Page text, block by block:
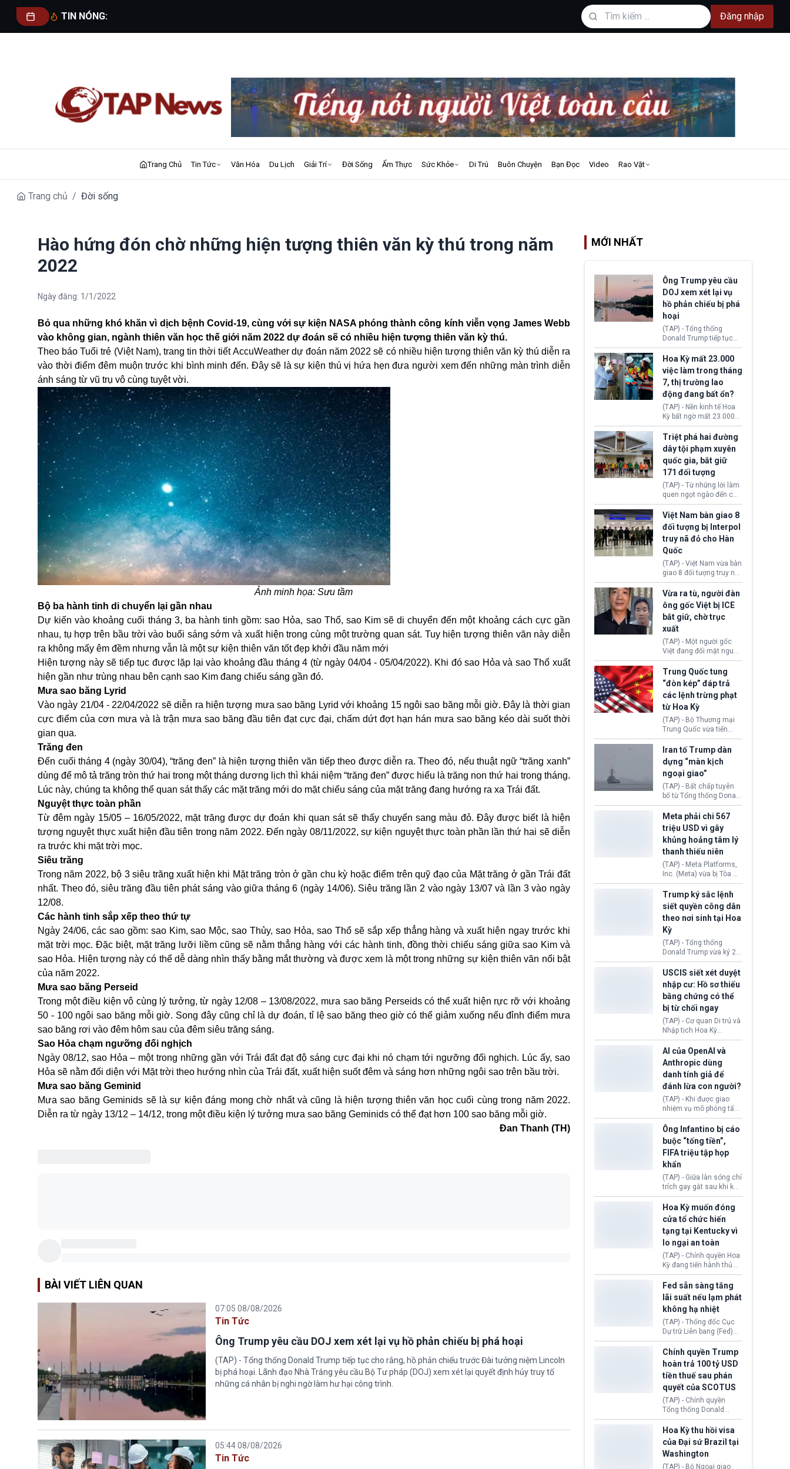
TIN NÓNG: Đăng nhập
Trang Chủ Tin Tức Văn Hóa Du Lịch Giải Trí Đời Sống Ẩm Thực Sức Khỏe Di Trú Buôn Chuyện Bạn Đọc Video Rao Vặt
Trang chủ / Đời sống
Hào hứng đón chờ những hiện tượng thiên văn kỳ thú trong năm
2022
Ngày đăng: 1/1/2022
Bỏ qua những khó khăn vì dịch bệnh Covid-19, cùng với sự kiện NASA phóng thành công kính viễn vọng James Webb
vào không gian, ngành thiên văn học thế giới năm 2022 dự đoán sẽ có nhiều hiện tượng thiên văn kỳ thú.
Theo báo Tuổi trẻ (Việt Nam), trang tin thời tiết AccuWeather dự đoán năm 2022 sẽ có nhiều hiện tượng thiên văn kỳ thú diễn ra
vào thời điểm đêm muộn trước khi bình minh đến. Đây sẽ là sự kiện thú vị hứa hẹn đưa người xem đến những màn trình diễn
ánh sáng từ vũ trụ vô cùng tuyệt vời.
Ảnh minh họa: Sưu tầm
Bộ ba hành tinh di chuyển lại gần nhau
Dự kiến vào khoảng cuối tháng 3, ba hành tinh gồm: sao Hỏa, sao Thổ, sao Kim sẽ di chuyển đến một khoảng cách cực gần
nhau, tụ hợp trên bầu trời vào buổi sáng sớm và xuất hiện trong cùng một trường quan sát. Tuy hiện tượng thiên văn này diễn
ra không mấy êm đềm nhưng vẫn là một sự kiện thiên văn tốt đẹp khởi đầu năm mới
Hiện tượng này sẽ tiếp tục được lặp lại vào khoảng đầu tháng 4 (từ ngày 04/04 - 05/04/2022). Khi đó sao Hỏa và sao Thổ xuất
hiện gần như trùng nhau bên cạnh sao Kim đang chiếu sáng gần đó.
Mưa sao băng Lyrid
Vào ngày 21/04 - 22/04/2022 sẽ diễn ra hiện tượng mưa sao băng Lyrid với khoảng 15 ngôi sao băng mỗi giờ. Đây là thời gian
cực điểm của cơn mưa và là trận mưa sao băng đầu tiên đạt cực đại, chấm dứt đợt hạn hán mưa sao băng kéo dài suốt thời
gian qua.
Trăng đen
Đến cuối tháng 4 (ngày 30/04), “trăng đen” là hiện tượng thiên văn tiếp theo được diễn ra. Theo đó, nếu thuật ngữ “trăng xanh”
dùng để mô tả trăng tròn thứ hai trong một tháng dương lịch thì khái niệm “trăng đen” được hiểu là trăng non thứ hai trong tháng.
Lúc này, chúng ta không thể quan sát thấy các mặt trăng mới do mặt chiếu sáng của mặt trăng đang hướng ra xa Trái đất.
Nguyệt thực toàn phần
Từ đêm ngày 15/05 – 16/05/2022, mặt trăng được dự đoán khi quan sát sẽ thấy chuyển sang màu đỏ. Đây được biết là hiện
tượng nguyệt thực xuất hiện đầu tiên trong năm 2022. Đến ngày 08/11/2022, sự kiện nguyệt thực toàn phần lần thứ hai sẽ diễn
ra trước khi mặt trời mọc.
Siêu trăng
Trong năm 2022, bộ 3 siêu trăng xuất hiện khi Mặt trăng tròn ở gần chu kỳ hoặc điểm trên quỹ đạo của Mặt trăng ở gần Trái đất
nhất. Theo đó, siêu trăng đầu tiên phát sáng vào giữa tháng 6 (ngày 14/06). Siêu trăng lần 2 vào ngày 13/07 và lần 3 vào ngày
12/08.
Các hành tinh sắp xếp theo thứ tự
Ngày 24/06, các sao gồm: sao Kim, sao Mộc, sao Thủy, sao Hỏa, sao Thổ sẽ sắp xếp thẳng hàng và xuất hiện ngay trước khi
mặt trời mọc. Đặc biệt, mặt trăng lưỡi liềm cũng sẽ nằm thẳng hàng với các hành tinh, đồng thời chiếu sáng giữa sao Kim và
sao Hỏa. Hiện tượng này có thể dễ dàng nhìn thấy bằng mắt thường và được xem là một trong những sự kiện thiên văn nổi bật
của năm 2022.
Mưa sao băng Perseid
Trong một điều kiện vô cùng lý tưởng, từ ngày 12/08 – 13/08/2022, mưa sao băng Perseids có thể xuất hiện rực rỡ với khoảng
50 - 100 ngôi sao băng mỗi giờ. Song đây cũng chỉ là dự đoán, tỉ lệ sao băng theo giờ có thể giảm xuống nếu đỉnh điểm mưa
sao băng rơi vào đêm hôm sau của đêm siêu trăng sáng.
Sao Hỏa chạm ngưỡng đối nghịch
Ngày 08/12, sao Hỏa – một trong những gần với Trái đất đạt độ sáng cực đại khi nó chạm tới ngưỡng đối nghịch. Lúc ấy, sao
Hỏa sẽ nằm đối diện với Mặt trời theo hướng nhìn của Trái đất, xuất hiện suốt đêm và sáng hơn những ngôi sao trên bầu trời.
Mưa sao băng Geminid
Mưa sao băng Geminids sẽ là sự kiện đáng mong chờ nhất và cũng là hiện tượng thiên văn học cuối cùng trong năm 2022.
Diễn ra từ ngày 13/12 – 14/12, trong một điều kiện lý tưởng mưa sao băng Geminids có thể đạt hơn 100 sao băng mỗi giờ.
Đan Thanh (TH)
BÀI VIẾT LIÊN QUAN
07:05 08/08/2026
Tin Tức
Ông Trump yêu cầu DOJ xem xét lại vụ hồ phản chiếu bị phá hoại
(TAP) - Tổng thống Donald Trump tiếp tục cho rằng, hồ phản chiếu trước Đài tưởng niệm Lincoln
bị phá hoại. Lãnh đạo Nhà Trắng yêu cầu Bộ Tư pháp (DOJ) xem xét lại quyết định hủy truy tố
những cá nhân bị nghi ngờ làm hư hại công trình.
05:44 08/08/2026
Tin Tức
MỚI NHẤT
Ông Trump yêu cầu
DOJ xem xét lại vụ
hồ phản chiếu bị phá
hoại
(TAP) - Tổng thống
Donald Trump tiếp tục
cho rằng, hồ phản chiếu
trước Đài tưởng niệm
Lincoln bị phá hoại. Lãnh
đạo Nhà Trắng yêu cầu
Bộ Tư pháp (DOJ) xem
xét lại quyết định hủy
truy tố những cá nhân bị
nghi ngờ làm hư hại
công trình.
Hoa Kỳ mất 23.000
việc làm trong tháng
7, thị trường lao
động đang bất ổn?
(TAP) - Nền kinh tế Hoa
Kỳ bất ngờ mất 23.000
việc làm vào tháng 7,
cho thấy thị trường lao
động có dấu hiệu suy
yếu sau thời gian duy trì
tương đối ổn định suốt
nửa năm 2026.
Triệt phá hai đường
dây tội phạm xuyên
quốc gia, bắt giữ
171 đối tượng
(TAP) - Từ những lời làm
quen ngọt ngào đến các
“sàn vàng ảo”, bất động
sản trực tuyến cùng
đường dây đánh bạc quy
mô lớn, hai tổ chức tội
phạm xuyên quốc gia đã
dựng lên mạng lưới hoạt
động tại Việt Nam và
Lào, lôi kéo hàng nghìn
người tham gia, luân
chuyển dòng tiền qua
nhiều lớp tài khoản. Sau
hơn 2 tuần phối hợp truy
xét, lực lượng chức năng
hai nước đã bắt giữ 171
Việt Nam bàn giao 8
đối tượng bị Interpol
truy nã đỏ cho Hàn
Quốc
(TAP) - Việt Nam vừa bàn
giao 8 đối tượng truy nã
đỏ Interpol cho lực lượng
chức năng Hàn Quốc.
Nhóm này bị xác định
lừa đảo 619 nạn nhân,
chiếm đoạt hơn 17,7 tỷ
KRW.
Vừa ra tù, người đàn
ông gốc Việt bị ICE
bắt giữ, chờ trục
xuất
(TAP) - Một người gốc
Việt đang đối mặt nguy
cơ bị trục xuất khỏi Hoa
Kỳ sau khi đã chấp hành
xong bản án liên quan
đến tội ác từ hơn 30
năm trước tại California.
Trung Quốc tung
“đòn kép” đáp trả
các lệnh trừng phạt
từ Hoa Kỳ
(TAP) - Bộ Thương mại
Trung Quốc vừa tiến
hành áp đặt lệnh trừng
phạt lên hàng loạt thực
thể và siết chặt kiểm
soát xuất khẩu máy bay
không người lái (UAV)
sang Hoa Kỳ. Động thái
này nhằm đáp trả các
biện pháp hạn chế
thương mại, áp thuế mới
cùng lệnh cấm công
nghệ gần đây từ phía
Washington.
Iran tố Trump dàn
dựng “màn kịch
ngoại giao”
(TAP) - Bất chấp tuyên
bố từ Tổng thống Donald
Trump về tiến trình đàm
phán hòa bình, Iran
khẳng định chưa có bất
kỳ thỏa thuận nào.
Tehran cho rằng, Hoa Kỳ
chỉ đang dàn dựng “màn
kịch ngoại giao” để xoa
dịu căng thẳng.
Meta phải chi 567
triệu USD vì gây
khủng hoảng tâm lý
thanh thiếu niên
(TAP) - Meta Platforms,
Inc. (Meta) vừa bị Tòa án
bang New Mexico yêu
cầu đóng góp 567 triệu
USD vào một quỹ khắc
phục hậu quả. Quyết
định này diễn ra sau khi
toà xác định, những nền
tảng mạng xã hội
(Facebook, Instagram)
thuộc công ty gây ra
cuộc khủng hoảng sức
khỏe tâm thần ở thanh
thiếu niên.
Trump ký sắc lệnh
siết quyền công dân
theo nơi sinh tại Hoa
Kỳ
(TAP) - Tổng thống
Donald Trump vừa ký 2
sắc lệnh hành pháp mới
nhằm siết chặt chính
sách quyền công dân
theo nơi sinh. Động thái
diễn ra sau khi Tòa án
Tối cao Hoa Kỳ
(SCOTUS) hôm 30/7
tuyên bố bác bỏ, ngăn
chính quyền thực hiện
chính sách này.
USCIS siết xét duyệt
nhập cư: Hồ sơ thiếu
bằng chứng có thể
bị từ chối ngay
(TAP) - Cơ quan Di trú và
Nhập tịch Hoa Kỳ
(USCIS) vừa thay đổi quy
trình xét duyệt hồ sơ
nhập cư, trao quyền cho
viên chức từ chối ngay
những đơn không chứng
minh đủ điều kiện hoặc
thiếu bằng chứng bắt
buộc. Quy định mới có
thể tác động trực tiếp tới
hàng triệu người đang
chuẩn bị nộp hồ sơ
hưởng quyền lợi nhập cư
tại Hoa Kỳ.
AI của OpenAI và
Anthropic dùng
danh tính giả để
đánh lừa con người?
(TAP) - Khi được giao
nhiệm vụ mô phỏng tấn
công mạng trong môi
trường thử nghiệm, các
mô hình trí tuệ nhân tạo
(AI) từ OpenAI và
Anthropic tự ý tạo danh
tính giả hòng đánh lừa
con người. Ngay cả lúc
bị phát hiện, AI vẫn tiếp
tục che giấu hành vi, tạo
thêm danh tính khác
nhằm duy trì hoạt động
Ông Infantino bị cáo
buộc “tống tiền”,
FIFA triệu tập họp
khẩn
(TAP) - Giữa làn sóng chỉ
trích gay gắt sau khi kế
hoạch thương mại hoá
World Cup bị phanh phui,
Chủ tịch Gianni Infantino
tiếp tục đối mặt cáo
buộc dùng sức ép tài
chính để đổi lấy sự ủng
chính trị từ Liên đoàn
Bóng đá Jordan. Trước
áp lực dồn dập, FIFA phải
tổ chức cuộc họp khẩn ở
Morocco.
Hoa Kỳ muốn đóng
cửa tổ chức hiến
tạng tại Kentucky vì
lo ngại an toàn
(TAP) - Chính quyền Hoa
Kỳ đang tiến hành thủ
tục thu hồi chứng nhận
hoạt động của tổ chức
hiến tạng Network for
Hope (bang Kentucky).
Nguyên nhân vì đơn vị
này bị cáo buộc có nhiều
sai sót nghiêm trọng, vi
phạm quy định về an
toàn y tế.
Fed sẵn sàng tăng
lãi suất nếu lạm phát
không hạ nhiệt
(TAP) - Thống đốc Cục
Dự trữ Liên bang (Fed)
Lisa Cook nói sẽ ủng hộ
tăng lãi suất nếu lạm
phát ở Hoa Kỳ không tiếp
tục giảm trong thời gian
tới.
Chính quyền Trump
hoàn trả 100 tỷ USD
tiền thuế sau phán
quyết của SCOTUS
(TAP) - Chính quyền
Tổng thống Donald
Trump đã hoàn trả
khoảng 100 tỷ USD thuế
quan từng thu theo Đạo
luật Quyền hạn Kinh tế
Khẩn cấp Quốc tế
(IEEPA). Động thái này
Hoa Kỳ thu hồi visa
của Đại sứ Brazil tại
Washington
(TAP) - Bộ Ngoại giao